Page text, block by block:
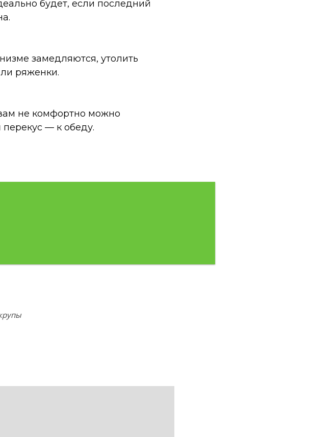
будет, если последний
замедляются, утолить
ряженки.
не комфортно можно
перекус — к обеду.